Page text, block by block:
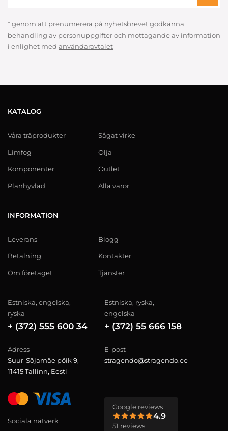
* genom att prenumerera på nyhetsbrevet godkänna
behandling av personuppgifter och mottagande av information
i enlighet med användaravtalet
KATALOG
Våra träprodukter
Limfog
Komponenter
Planhyvlad
Sågat virke
Olja
Outlet
Alla varor
INFORMATION
Leverans
Betalning
Om företaget
Blogg
Kontakter
Tjänster
Estniska, engelska,
ryska
+ (372) 555 600 34
Estniska, ryska,
engelska
+ (372) 55 666 158
Adress
Suur-Sõjamäe põik 9,
11415 Tallinn, Eesti
E-post
stragendo@stragendo.ee
Sociala nätverk
Google reviews
4.9
51 reviews